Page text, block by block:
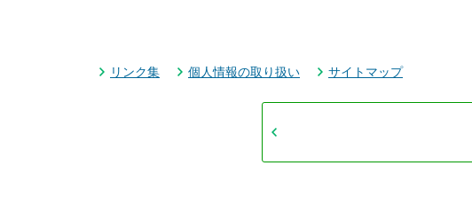
リンク集 個人情報の取り扱い サイトマップ